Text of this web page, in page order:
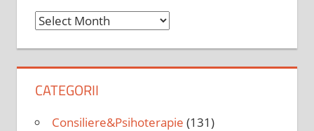
Arhiva
CATEGORII
Consiliere&Psihoterapie (131)